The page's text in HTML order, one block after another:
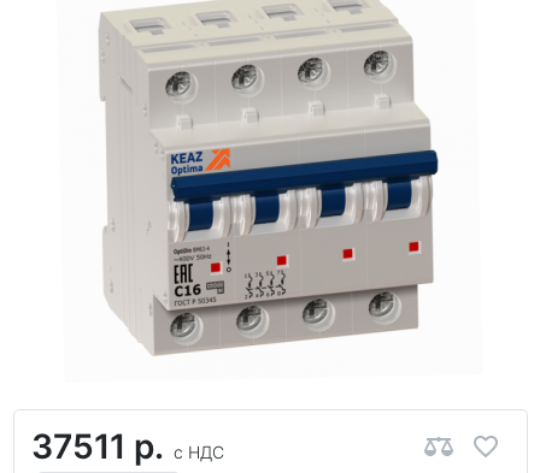
37511 р. с НДС